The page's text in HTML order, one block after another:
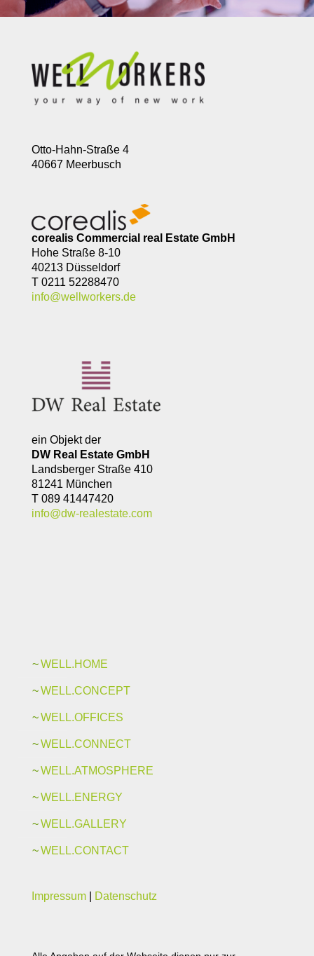
Otto-Hahn-Straße 4
40667 Meerbusch
corealis Commercial real Estate GmbH
Hohe Straße 8-10
40213 Düsseldorf
T 0211 52288470
info@wellworkers.de
ein Objekt der
DW Real Estate GmbH
Landsberger Straße 410
81241 München
T 089 41447420
info@dw-realestate.com
WELL.HOME
WELL.CONCEPT
WELL.OFFICES
WELL.CONNECT
WELL.ATMOSPHERE
WELL.ENERGY
WELL.GALLERY
WELL.CONTACT
Impressum Datenschutz